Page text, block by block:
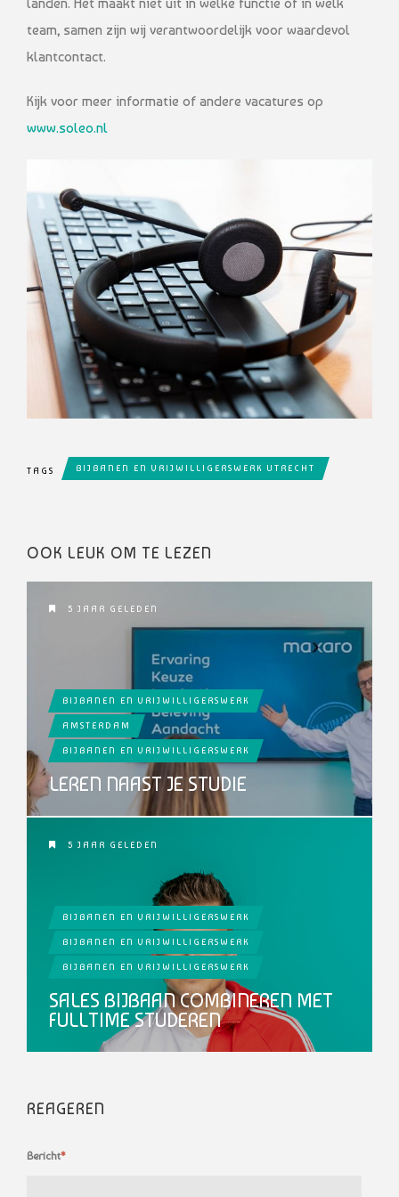
team, samen zijn wij verantwoordelijk voor waardevol
klantcontact.
Kijk voor meer informatie of andere vacatures op
www.soleo.nl
TAGS BIJBANEN EN VRIJWILLIGERSWERK UTRECHT
OOK LEUK OM TE LEZEN
5 JAAR GELEDEN
BIJBANEN EN VRIJWILLIGERSWERK
AMSTERDAM
BIJBANEN EN VRIJWILLIGERSWERK
LEREN NAAST JE STUDIE
5 JAAR GELEDEN
BIJBANEN EN VRIJWILLIGERSWERK
BIJBANEN EN VRIJWILLIGERSWERK
BIJBANEN EN VRIJWILLIGERSWERK
SALES BIJBAAN COMBINEREN MET
FULLTIME STUDEREN
REAGEREN
Bericht*